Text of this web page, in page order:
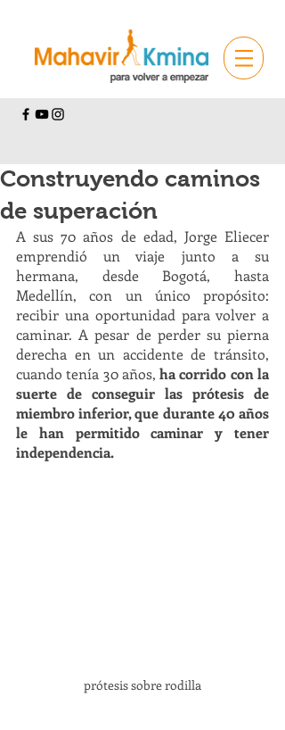
Construyendo caminos
de superación
A sus 70 años de edad, Jorge Eliecer
emprendió un viaje junto a su
hermana, desde Bogotá, hasta
Medellín, con un único propósito:
recibir una oportunidad para volver a
caminar. A pesar de perder su pierna
derecha en un accidente de tránsito,
cuando tenía 30 años, ha corrido con la
suerte de conseguir las prótesis de
miembro inferior, que durante 40 años
le han permitido caminar y tener
independencia.
prótesis sobre rodilla